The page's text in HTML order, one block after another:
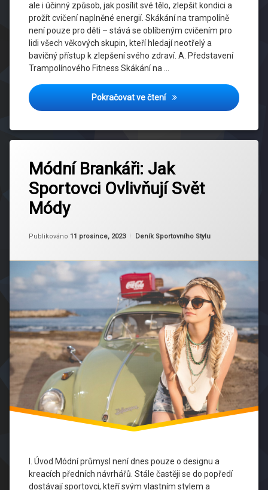
ale i účinný způsob, jak posílit své tělo, zlepšit kondici a
prožít cvičení naplněné energií. Skákání na trampolíně
není pouze pro děti – stává se oblíbeným cvičením pro
lidi všech věkových skupin, kteří hledají neotřelý a
bavičný přístup k zlepšení svého zdraví. A. Představení
Trampolínového Fitness Skákání na …
Pokračovat ve čteníS Trampolínou k Fitness:
Módní Brankáři: Jak
Sportovci Ovlivňují Svět
Módy
Publikováno 11 prosince, 2023
Aktualizováno 22 ledna, 2024
Od Ruby
Kategorie:
Deník Sportovního Stylu
I. Úvod Módní průmysl není dnes pouze o designu a
kreacích předních návrhářů. Stále častěji se do popředí
dostávají sportovci, kteří svým vlastním stylem a
Athleisure
Budoucnost
Módy
Digitální
Kreativita
Módní
Diverzita
Módní
Inovace
Módní
Inspirace
Módní
Linky
komentář
na
Módní
Brankáři:
Jak
Sportovci
Svět